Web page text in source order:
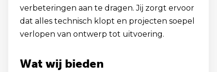
verbeteringen aan te dragen. Jij zorgt ervoor
dat alles technisch klopt en projecten soepel
verlopen van ontwerp tot uitvoering.
Wat wij bieden